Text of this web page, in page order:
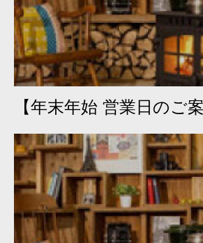
【年末年始 営業日のご案